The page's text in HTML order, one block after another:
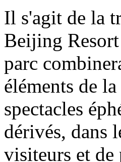
Il s'agit de la
Beijing
parc
éléments de
spectacles
dérivés, dans
visiteurs et de